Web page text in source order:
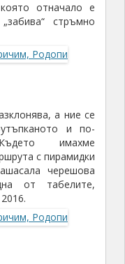
отначало е
стръмно
а ние се
и по-
имахме
с пирамидки
черешова
от табелите,